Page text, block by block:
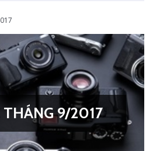
9/2017